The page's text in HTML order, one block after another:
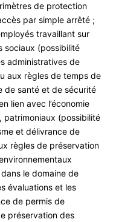
de protection
par simple arrêté ;
travaillant sur
sociaux (possibilité
administratives de
aux règles de temps de
de santé et de sécurité
lien avec l’économie
patrimoniaux (possibilité
et délivrance de
règles de préservation
le domaine de
évaluations et les
de permis de
préservation des